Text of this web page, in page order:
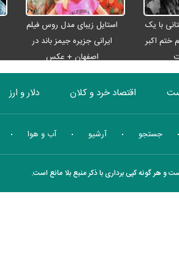
با یک
ختم اکبر
استایل زیبای مدل روس فیلم
ایرانی جزیره جیمز باند در
اصفهان + عکس
اقتصاد خرد و کلان دلار و ارز
بورس انرژی چندرسانه ای جستجو آرشیو آب و هوا